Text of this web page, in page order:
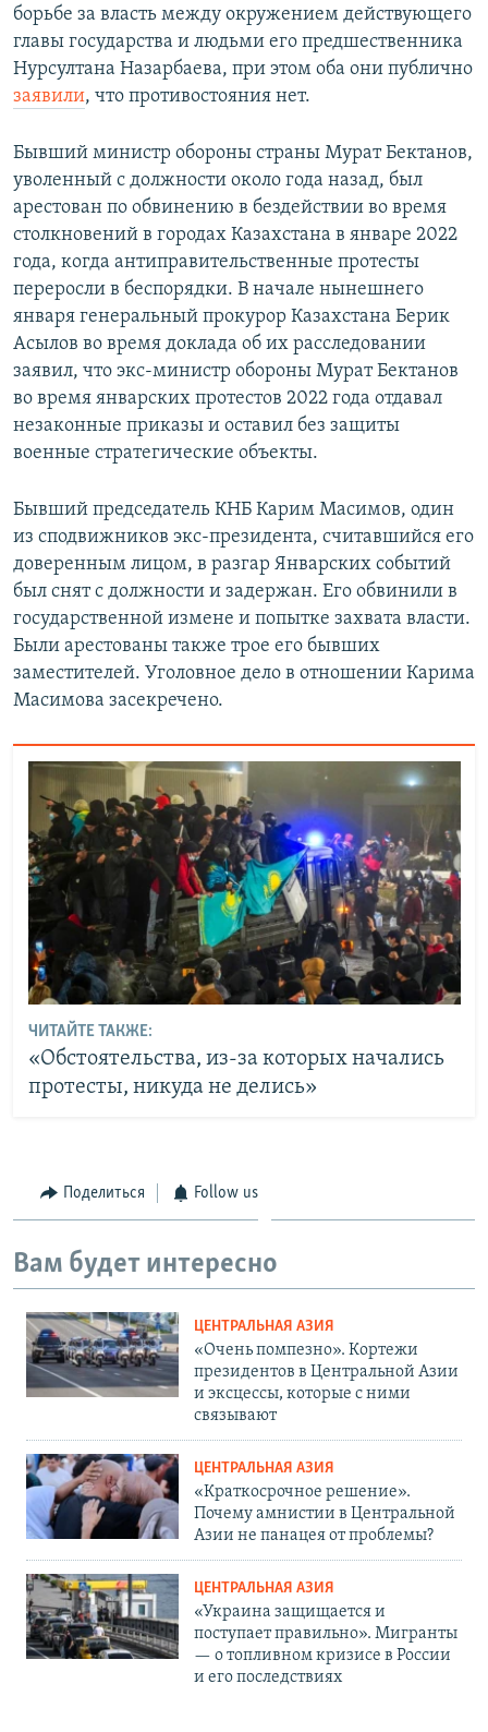
борьбе за власть между окружением действующего
главы государства и людьми его предшественника
Нурсултана Назарбаева, при этом оба они публично
заявили, что противостояния нет.
Бывший министр обороны страны Мурат Бектанов,
уволенный с должности около года назад, был
арестован по обвинению в бездействии во время
столкновений в городах Казахстана в январе 2022
года, когда антиправительственные протесты
переросли в беспорядки. В начале нынешнего
января генеральный прокурор Казахстана Берик
Асылов во время доклада об их расследовании
заявил, что экс-министр обороны Мурат Бектанов
во время январских протестов 2022 года отдавал
незаконные приказы и оставил без защиты
военные стратегические объекты.
Бывший председатель КНБ Карим Масимов, один
из сподвижников экс-президента, считавшийся его
доверенным лицом, в разгар Январских событий
был снят с должности и задержан. Его обвинили в
государственной измене и попытке захвата власти.
Были арестованы также трое его бывших
заместителей. Уголовное дело в отношении Карима
Масимова засекречено.
ЧИТАЙТЕ ТАКЖЕ:
«Обстоятельства, из-за которых начались
протесты, никуда не делись»
Поделиться Follow us
Вам будет интересно
ЦЕНТРАЛЬНАЯ АЗИЯ
«Очень помпезно». Кортежи
президентов в Центральной Азии
и эксцессы, которые с ними
связывают
ЦЕНТРАЛЬНАЯ АЗИЯ
«Краткосрочное решение».
Почему амнистии в Центральной
Азии не панацея от проблемы?
ЦЕНТРАЛЬНАЯ АЗИЯ
«Украина защищается и
поступает правильно». Мигранты
— о топливном кризисе в России
и его последствиях